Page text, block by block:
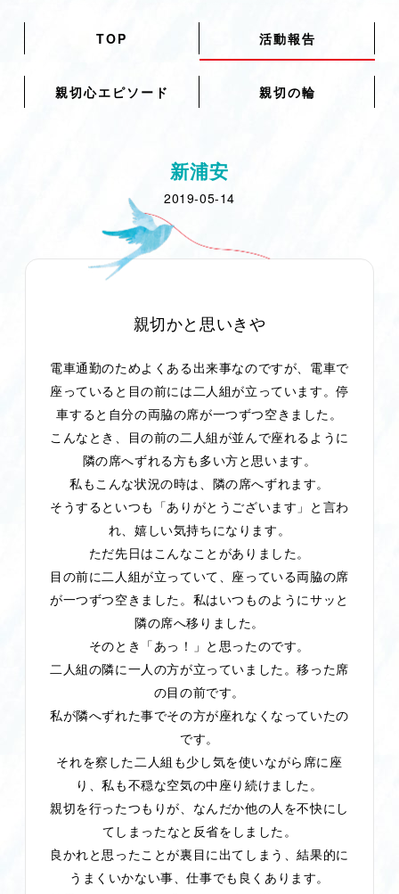
TOP 活動報告
親切心エピソード 親切の輪
新浦安
2019-05-14
親切かと思いきや
電車通勤のためよくある出来事なのですが、電車で
座っていると目の前には二人組が立っています。停
車すると自分の両脇の席が一つずつ空きました。
こんなとき、目の前の二人組が並んで座れるように
隣の席へずれる方も多い方と思います。
私もこんな状況の時は、隣の席へずれます。
そうするといつも「ありがとうございます」と言わ
れ、嬉しい気持ちになります。
ただ先日はこんなことがありました。
目の前に二人組が立っていて、座っている両脇の席
が一つずつ空きました。私はいつものようにサッと
隣の席へ移りました。
そのとき「あっ！」と思ったのです。
二人組の隣に一人の方が立っていました。移った席
の目の前です。
私が隣へずれた事でその方が座れなくなっていたの
です。
それを察した二人組も少し気を使いながら席に座
り、私も不穏な空気の中座り続けました。
親切を行ったつもりが、なんだか他の人を不快にし
てしまったなと反省をしました。
良かれと思ったことが裏目に出てしまう、結果的に
うまくいかない事、仕事でも良くあります。